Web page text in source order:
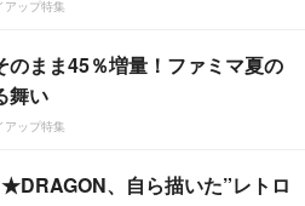
アップ特集
のまま45％増量！ファミマ夏の
舞い
アップ特集
、自ら描いた”レトロ